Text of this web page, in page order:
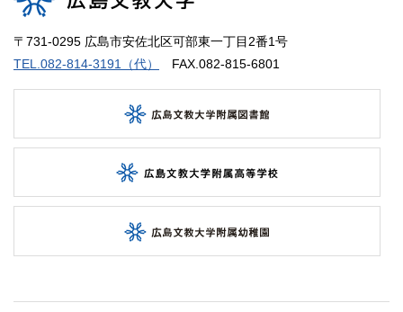
〒731-0295 広島市安佐北区可部東一丁目2番1号
TEL.082-814-3191（代）
FAX.082-815-6801